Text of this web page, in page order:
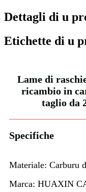
Dettagli di u
Etichette di u
Lame di
ricambio in
taglio da
Specifiche
Materiale: Carburu
Marca: HUAXIN